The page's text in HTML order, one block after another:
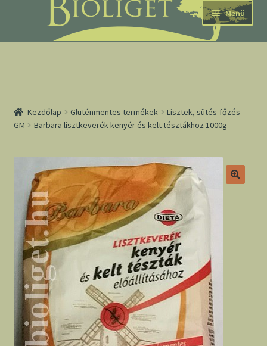
navigációhoz
tartalomba
Menü
Kezdőlap Gluténmentes termékek
Lisztek, sütés-főzés
GM
Barbara lisztkeverék kenyér és kelt tésztákhoz 1000g